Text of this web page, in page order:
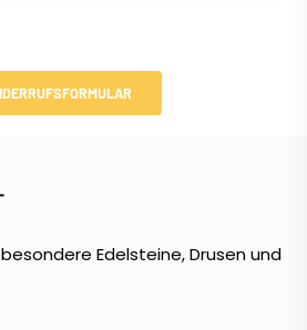
Edelsteine, Drusen und